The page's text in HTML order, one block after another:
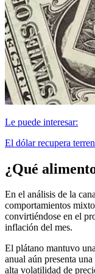
Le puede interesar:
El dólar recupera
¿Qué
En el análisis de la
comportamientos
convirtiéndose en el
inflación del mes.
El plátano mantuvo
anual aún presenta
alta volatilidad de